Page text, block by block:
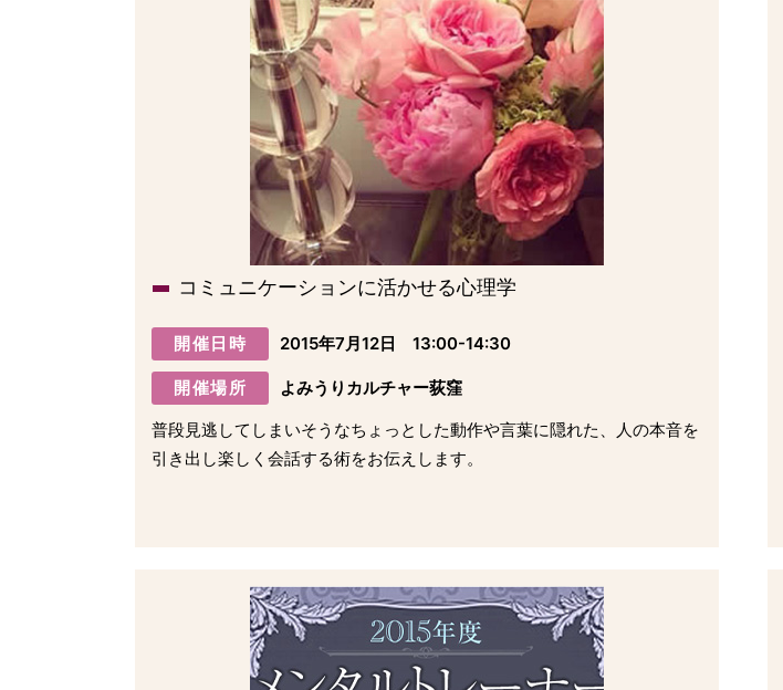
コミュニケーションに活かせる心理学
開催日時 2015年7月12日 13:00-14:30
開催場所
よみうりカルチャー荻窪
普段見逃してしまいそうなちょっとした動作や言葉に隠れた、人の本音を
引き出し楽しく会話する術をお伝えします。